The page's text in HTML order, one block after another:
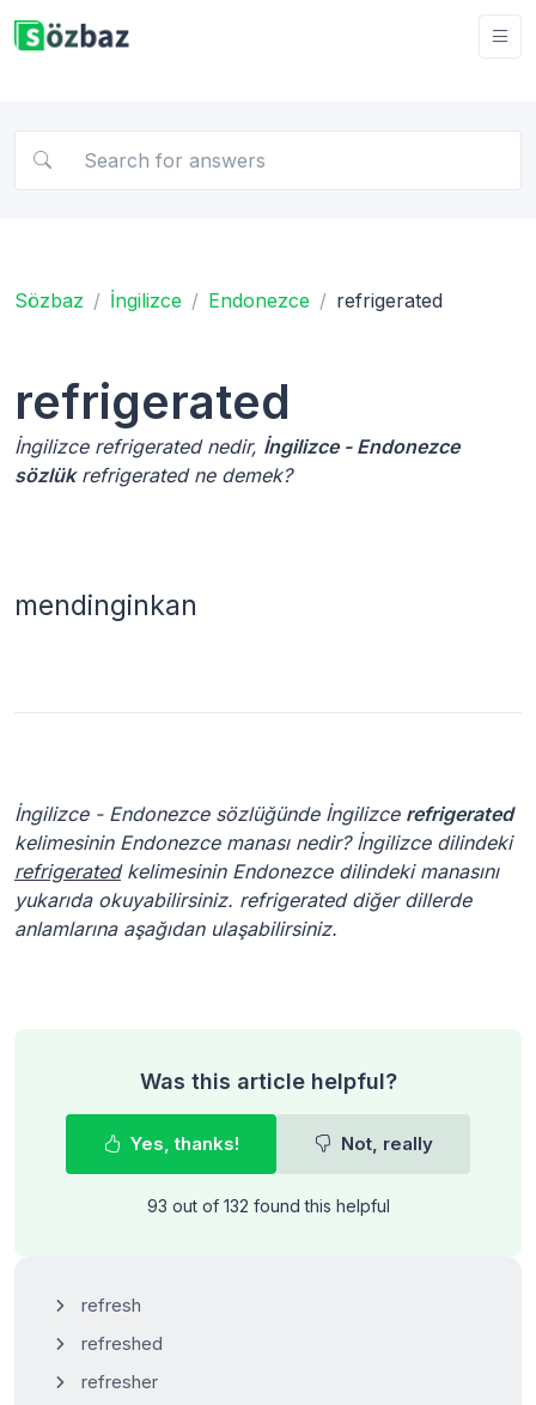
Sözbaz İngilizce Endonezce refrigerated
refrigerated
İngilizce refrigerated nedir, İngilizce - Endonezce
sözlükrefrigerated ne demek?
mendinginkan
İngilizce - Endonezce sözlüğünde İngilizce refrigerated
kelimesinin Endonezce manası nedir? İngilizce dilindeki
refrigeratedkelimesinin Endonezce dilindeki manasını
yukarıda okuyabilirsiniz. refrigerated diğer dillerde
anlamlarına aşağıdan ulaşabilirsiniz.
Was this article helpful?
Yes, thanks! Not, really
93 out of 132 found this helpful
refresh
refreshed
refresher